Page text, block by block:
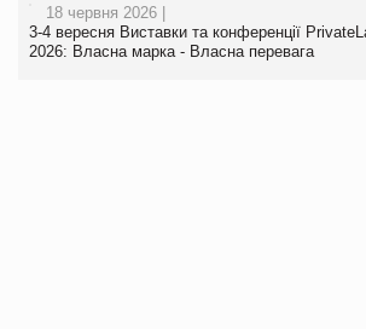
18 червня 2026 |
3-4 вересня Виставки та конференції
2026: Власна марка - Власна перевага